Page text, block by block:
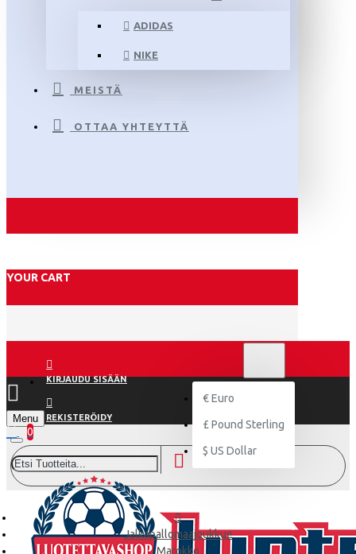
ADIDAS
NIKE
MEISTÄ
OTTAA YHTEYTTÄ
YOUR CART
KIRJAUDU SISÄÄN
REKISTERÖIDY
€ Euro
£ Pound Sterling
$ US Dollar
Menu
0
Jalkapallomaajoukkue
Marokko